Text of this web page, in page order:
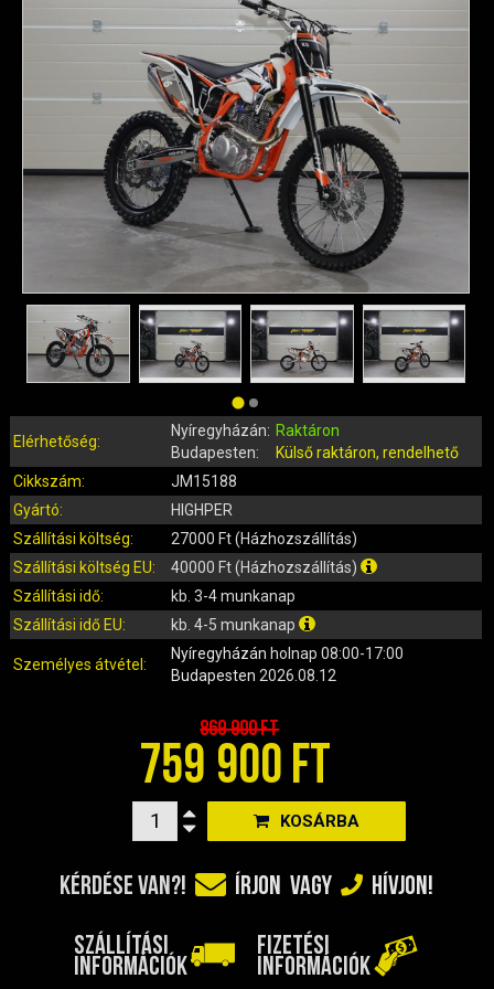
ROBBANÓMOTOROS KERÉKPÁR ALKATRÉSZEK
SIMSON ALKATRÉSZEK
AKKUMULÁTOR (ROBOGÓ, MOPED, QUAD)
BERÚGÓ ALKATRÉSZEK (ROBOGÓ, MOPED, QUAD)
BOWDENEK, SPIRÁLOK
CSAPÁGYAK, SZIMERINGEK
DOBOZOK, BOXOK, CSOMAGTARTÓK
DONGÓ MOTOR ALKATRÉSZEK
ELEKTROMOS ALKATRÉSZEK
ELEKTROMOS KERÉKPÁR ALKATRÉSZEK
FÉKRENDSZER ÉS ALKATRÉSZEI
FELNI (MOTOR, QUAD)
GUMIK, BELSŐK (ROBOGÓ, QUAD, MOPED)
GYERTYÁK, PIPÁK
IDOMOK, BURKOLATOK, ÜLÉSEK
IRÁNYJELZŐ
IZZÓ (ROBOGÓ, QUAD, MOTOR)
KARBURÁTOROK ÉS ALKATRÉSZEIK
KENŐANYAGOK, TISZTÍTÓK, ÁPOLÓK
KIEGÉSZÍTŐK
KILÓMÉTERÓRA ÉS ALKATRÉSZEI
KIPUFOGÓK ÉS TARTOZÉKAIK
KXD QUAD ÉS DIRT BIKE ALKATRÉSZEK
LÁMPÁK, BÚRÁK
LÁNCKEREKEK, LÁNCOK
MOTORBLOKK KOMPLETT
SZERSZÁMOK
RUHÁZAT, VÉDŐFELSZERELÉSEK
SZŰRŐK ÉS TARTOZÉKAIK
Elérhetőség:
Nyíregyházán: Raktáron
Budapesten:
Külső raktáron, rendelhető
Cikkszám:
JM15188
Gyártó:
HIGHPER
Szállítási költség:
27000 Ft (Házhozszállítás)
Szállítási költség EU:
40000 Ft (Házhozszállítás)
Szállítási idő:
kb. 3-4 munkanap
Szállítási idő EU:
kb. 4-5 munkanap
Személyes átvétel:
Nyíregyházán holnap 08:00-17:00
Budapesten 2026.08.12
869 900 Ft
759 900 FT
KOSÁRBA
KÉRDÉSE VAN?! ÍRJON VAGY HÍVJON!
SZÁLLÍTÁSI
INFORMÁCIÓK
FIZETÉSI
INFORMÁCIÓK